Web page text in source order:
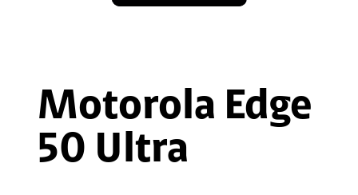
Motorola Edge
50 Ultra